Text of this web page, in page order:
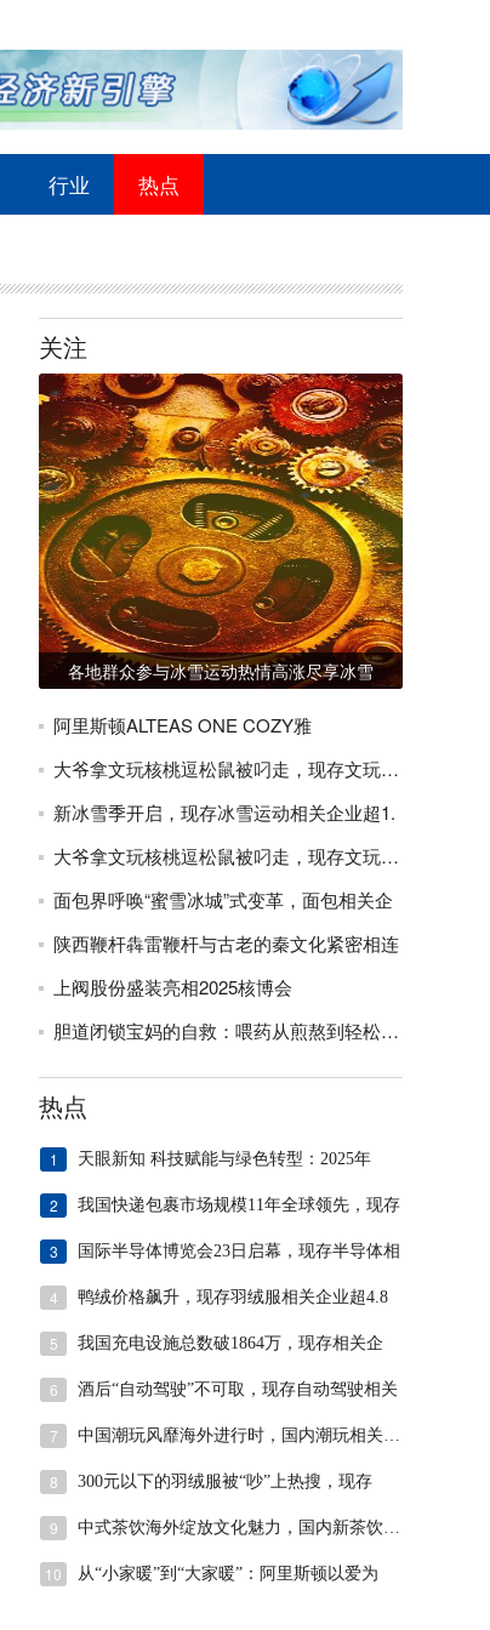
行业 热点
关注
各地群众参与冰雪运动热情高涨尽享冰雪
阿里斯顿ALTEAS ONE COZY雅
大爷拿文玩核桃逗松鼠被叼走，现存文玩相关
新冰雪季开启，现存冰雪运动相关企业超1.
大爷拿文玩核桃逗松鼠被叼走，现存文玩相关
面包界呼唤“蜜雪冰城”式变革，面包相关企
陕西鞭杆犇雷鞭杆与古老的秦文化紧密相连
上阀股份盛装亮相2025核博会
胆道闭锁宝妈的自救：喂药从煎熬到轻松，我
热点
1 天眼新知 科技赋能与绿色转型：2025年
2 我国快递包裹市场规模11年全球领先，现存
3 国际半导体博览会23日启幕，现存半导体相
4 鸭绒价格飙升，现存羽绒服相关企业超4.8
5 我国充电设施总数破1864万，现存相关企
6 酒后“自动驾驶”不可取，现存自动驾驶相关
7
8 300元以下的羽绒服被“吵”上热搜，现存
9
10 从“小家暖”到“大家暖”：阿里斯顿以爱为